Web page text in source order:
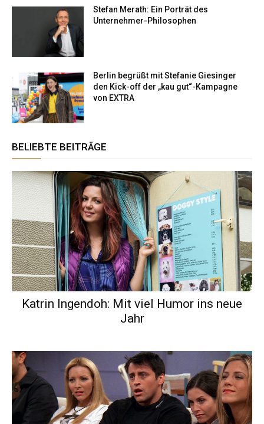
Stefan Merath: Ein Porträt des
Unternehmer-Philosophen
Berlin begrüßt mit Stefanie Giesinger
den Kick-off der „kau gut“-Kampagne
von EXTRA
BELIEBTE BEITRÄGE
Katrin Ingendoh: Mit viel Humor ins neue
Jahr